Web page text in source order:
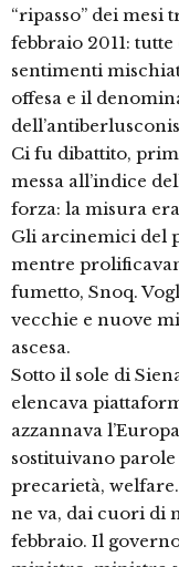
“ripasso” dei mesi
febbraio 2011:
sentimenti
offesa e il
Ci fu dibattito,
messa all’indice
forza: la misura
Gli arcinemici del
mentre
fumetto, Snoq.
vecchie e nuove
ascesa.
Sotto il sole di
elencava
azzannava
sostituivano
precarietà,
ne va, dai cuori di
febbraio. Il